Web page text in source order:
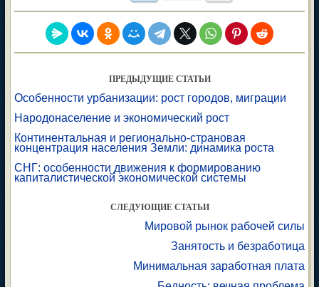
ПРЕДЫДУЩИЕ СТАТЬИ
Особенности урбанизации: рост городов, миграции
Народонаселение и экономический рост
Континентальная и регионально-страновая
концентрация населения Земли: динамика роста
СНГ: особенности движения к формированию
капиталистической экономической системы
СЛЕДУЮЩИЕ СТАТЬИ
Мировой рынок рабочей силы
Занятость и безработица
Минимальная заработная плата